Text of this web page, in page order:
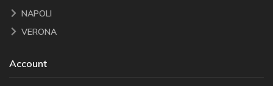
NAPOLI
VERONA
Account